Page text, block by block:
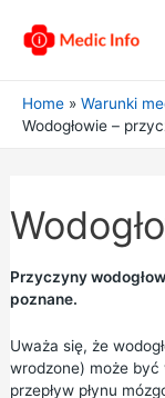
Home Warunki
Wodogłowie –
Przyczyny
poznane.
Uważa się, że
wrodzone) może
przepływ płynu